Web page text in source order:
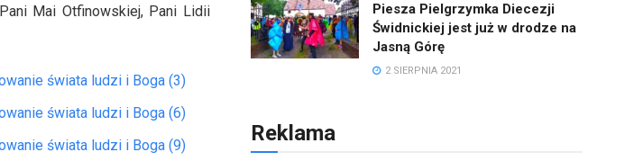
Mai Otfinowskiej, Pani Lidii
świata ludzi i Boga (3)
świata ludzi i Boga (6)
świata ludzi i Boga (9)
Piesza Pielgrzymka Diecezji
Świdnickiej jest już w drodze na
Jasną Górę
2 SIERPNIA 2021
Reklama